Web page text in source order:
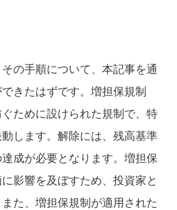
の手順について、本記事を通
きたはずです。増担保規制
ために設けられた規制で、特
します。解除には、残高基準
成が必要となります。増担保
影響を及ぼすため、投資家と
た、増担保規制が適用された